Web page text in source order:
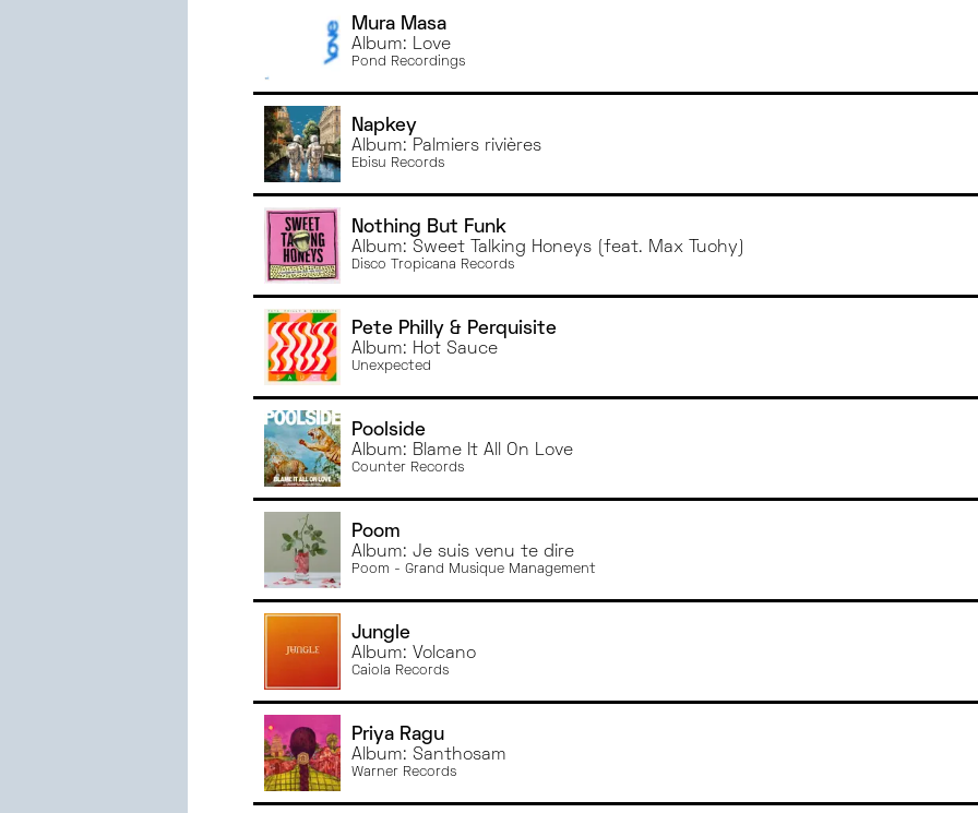
Mura Masa
Album: Love
Pond Recordings
Napkey
Album: Palmiers rivières
Ebisu Records
Nothing But Funk
Album: Sweet Talking Honeys (feat. Max Tuohy)
Disco Tropicana Records
Pete Philly & Perquisite
Album: Hot Sauce
Unexpected
Poolside
Album: Blame It All On Love
Counter Records
Poom
Album: Je suis venu te dire
Poom - Grand Musique Management
Jungle
Album: Volcano
Caiola Records
Priya Ragu
Album: Santhosam
Warner Records